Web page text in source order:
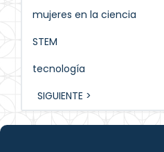
mujeres en la ciencia
STEM
tecnología
SIGUIENTE >